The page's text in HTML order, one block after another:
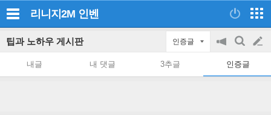
리니지2M 인벤
팁과 노하우 게시판 인증글
공
on/off
검
색
글
쓰
내글 내 댓글 3추글 인증글